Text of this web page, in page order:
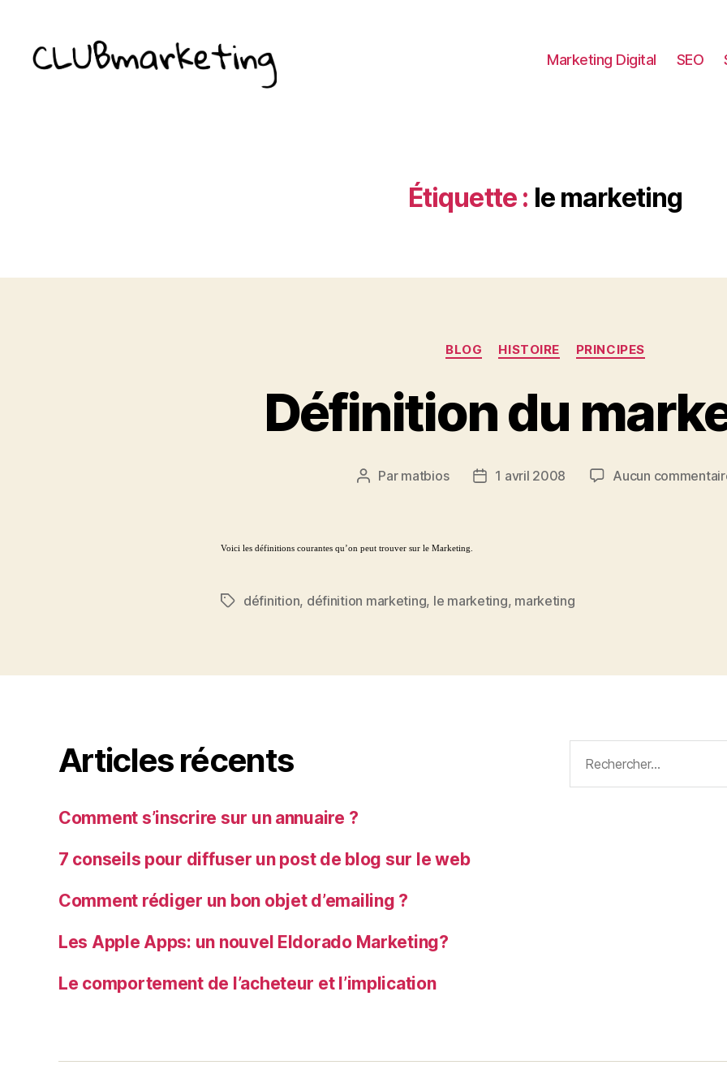
Marketing Digital SEO
Étiquette : le marketing
Catégories
BLOG HISTOIRE PRINCIPES
Définition du
Auteur
Par matbios
Date1 avril 2008 Aucun
Voici les définitions courantes qu’on peut trouver sur le Marketing.
Étiquettes
définition, définition marketing, le marketing, marketing
Articles récents
Comment s’inscrire sur un annuaire ?
7 conseils pour diffuser un post de blog sur le web
Comment rédiger un bon objet d’emailing ?
Les Apple Apps: un nouvel Eldorado Marketing?
Le comportement de l’acheteur et l’implication